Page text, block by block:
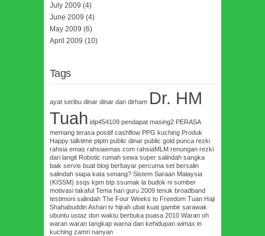
July 2009 (4)
June 2009 (4)
May 2009 (6)
April 2009 (10)
Tags
ayat seribu dinar dinar dan dirham Dr. HM
Tuah idp454109 pendapat masing2 PERASA
memang terasa positif cashflow PPG kuching Produk
Happy talktime ptptn public dinar public gold punca rezki
rahsia emas rahsiaemas.com rahsiaMLM renungan rezki
dari langit Robotic rumah sewa super salindah sangka
baik servis buat blog berbayar percuma set bersalin
salindah siapa kata senang? Sistem Saraan Malaysia
(KISSM) ssqs kpm btp ssumak la budok ni sumber
motivasi takaful Tema hari guru 2009 tenuk broadband
testimoni salindah The Four Weeks to Freedom Tuan Haji
Shahabuddin Ashari tv hijrah ubat kuat gambir sarawak
ubuntu ustaz don waktu berbuka puasa 2010 Waran oh
waran waran tangkap warna dan kehidupan wimax in
kuching zamri nanyan